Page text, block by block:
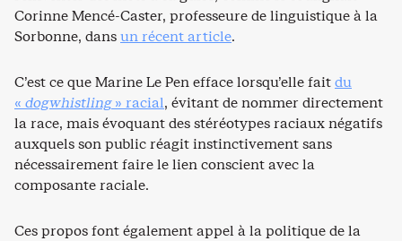
Corinne Mencé-Caster, professeure de linguistique à la
Sorbonne, dansun récent article.
C’est ce que Marine Le Pen efface lorsqu’elle faitdu
« dogwhistling» racial, évitant de nommer directement
la race, mais évoquant des stéréotypes raciaux négatifs
auxquels son public réagit instinctivement sans
nécessairement faire le lien conscient avec la
composante raciale.
Ces propos font également appel à la politique de la